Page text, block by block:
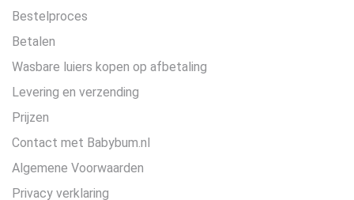
Bestelproces
Betalen
Wasbare luiers kopen op afbetaling
Levering en verzending
Prijzen
Contact met Babybum.nl
Algemene Voorwaarden
Privacy verklaring